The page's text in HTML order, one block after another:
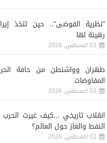
“نظرية الفوضى”.. حين تتخذ
رهينة لها
03 اغسطس, 2026
طهران وواشنطن من حافة
المفاوضات
03 اغسطس, 2026
انقلاب تاريخي ...كيف غيرت الحرب
النفط والغاز حول العالم؟
02 اغسطس, 2026